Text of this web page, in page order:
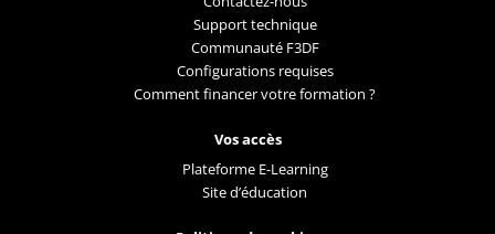
Support technique
Communauté F3DF
Configurations requises
Comment financer votre formation ?
Vos accès
Plateforme E-Learning
Site d’éducation